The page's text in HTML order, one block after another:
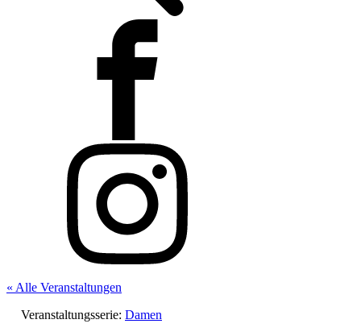
« Alle Veranstaltungen
Veranstaltungsserie: Damen